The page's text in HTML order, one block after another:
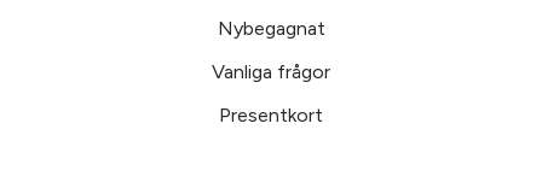
Nybegagnat
Vanliga frågor
Presentkort